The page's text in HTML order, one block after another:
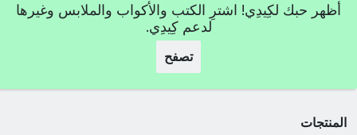
أظهر حبك لكِيدِي! اشترِ الكتب والأكواب والملابس وغيرها
لدعم كِيدِي.
تصفح
المنتجات